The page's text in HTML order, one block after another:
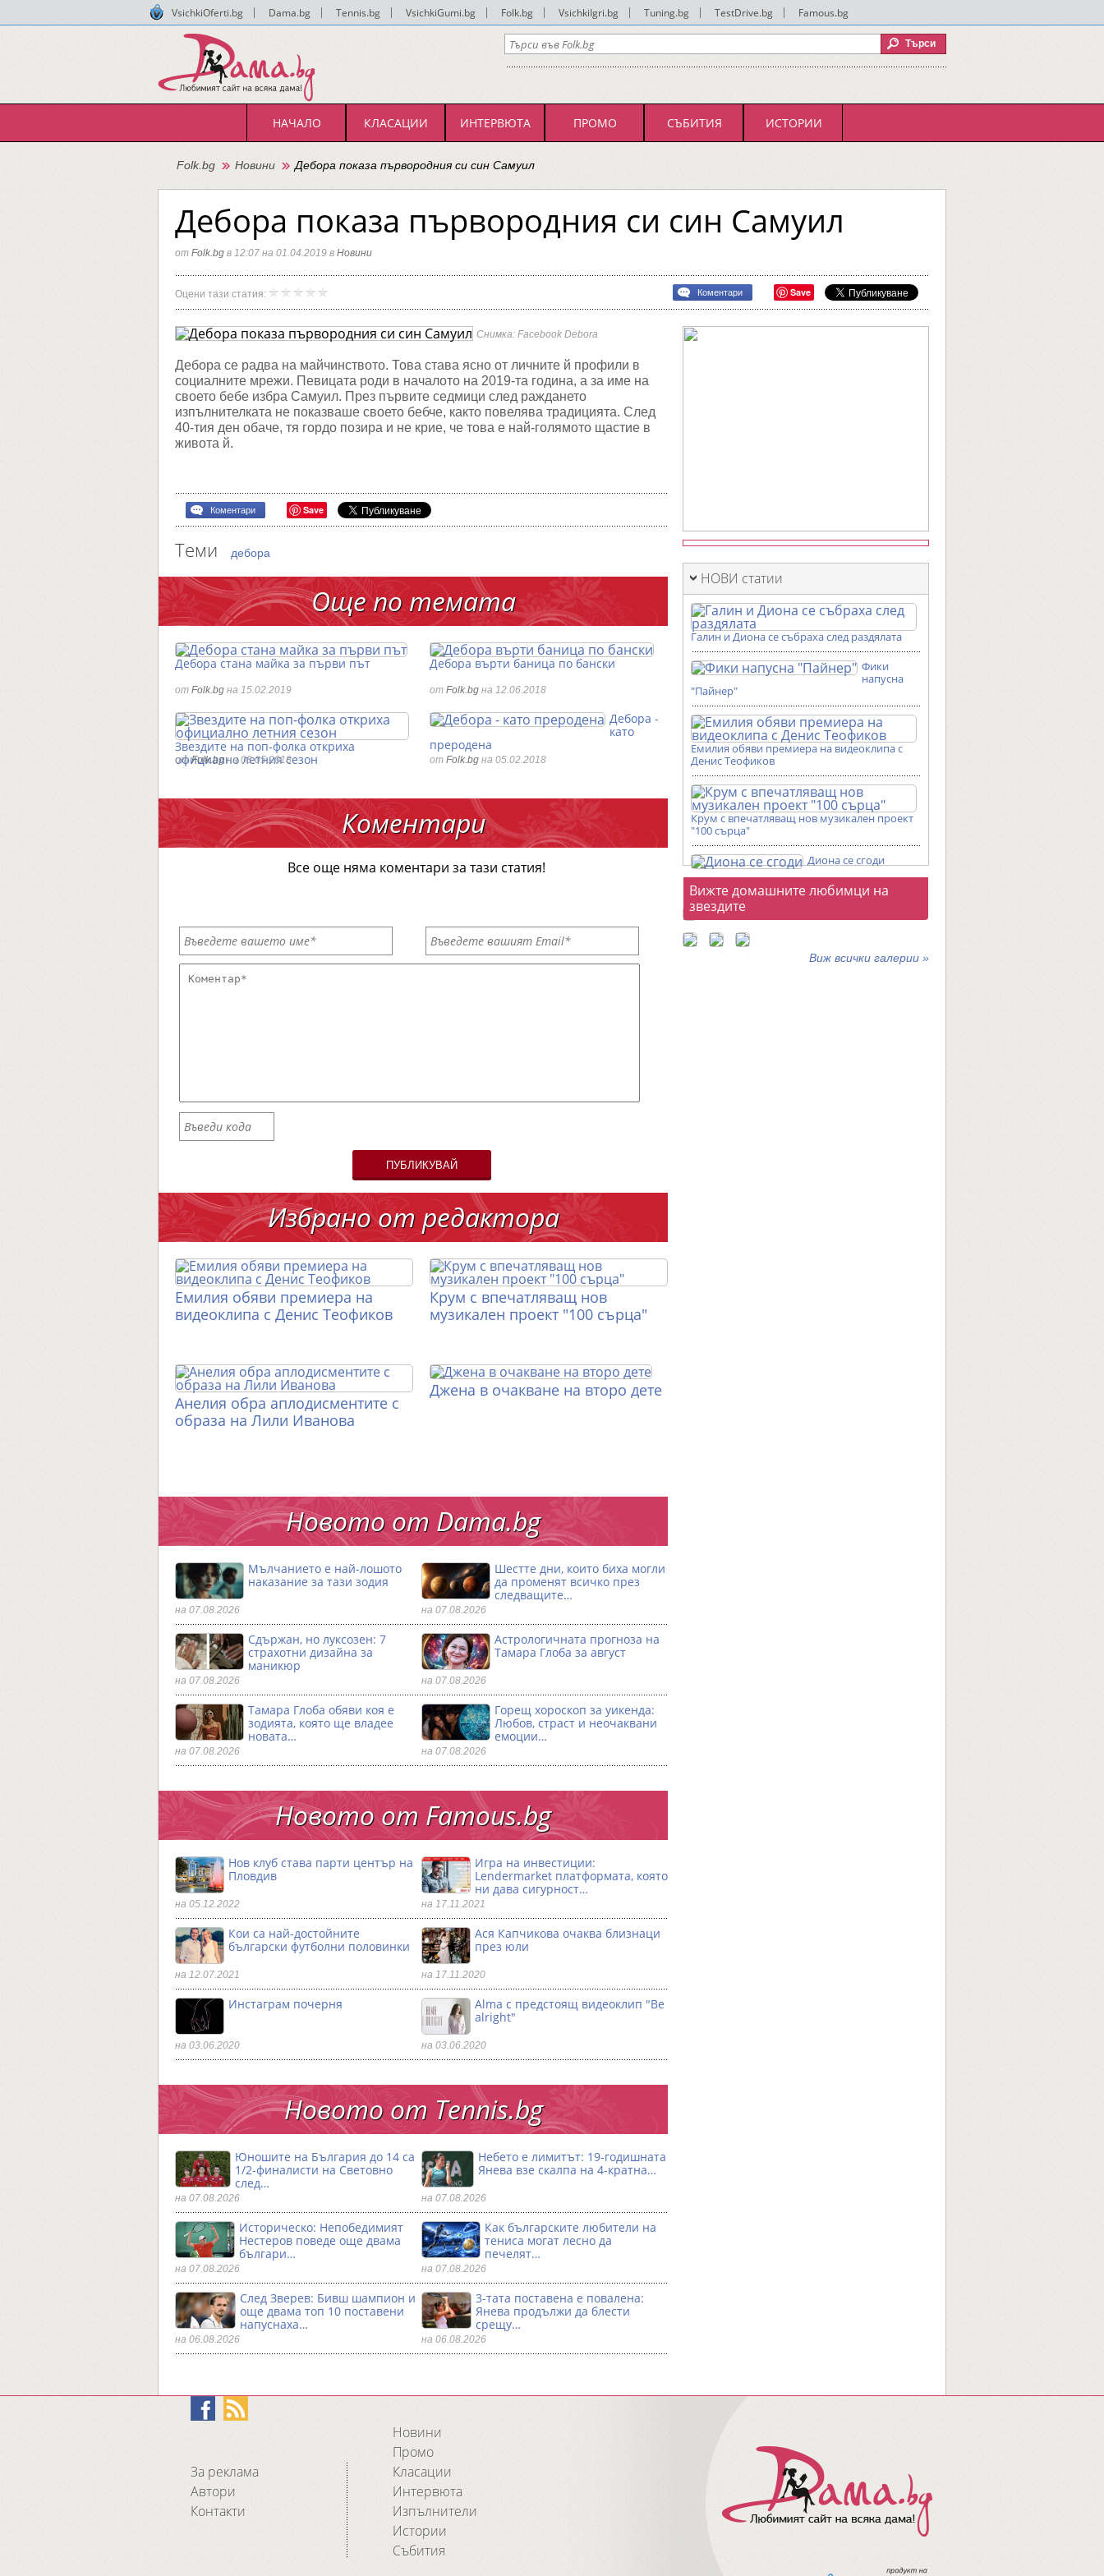
VsichkiOferti.bg Dama.bg Tennis.bg VsichkiGumi.bg Folk.bg VsichkiIgri.bg Tuning.bg TestDrive.bg Famous.bg
НАЧАЛО КЛАСАЦИИ ИНТЕРВЮТА ПРОМО СЪБИТИЯ ИСТОРИИ
Folk.bg Новини Дебора показа първородния си син Самуил
Дебора показа първородния си син Самуил
от Folk.bg в 12:07 на 01.04.2019 в Новини
Оцени тази статия:
първородния
си
син
Коментари Save
Снимка: Facebook Debora
Дебора се радва на майчинството. Това става ясно от личните й профили в
социалните мрежи. Певицата роди в началото на 2019-та година, а за име на
своето бебе избра Самуил. През първите седмици след раждането
изпълнителката не показваше своето бебче, както повелява традицията. След
40-тия ден обаче, тя гордо позира и не крие, че това е най-голямото щастие в
живота й.
Коментари Save
Теми дебора
Още по темата
Дебора стана майка за първи път
от Folk.bg на 15.02.2019
Дебора върти баница по бански
от Folk.bg на 12.06.2018
Звездите на поп-фолка откриха
официално летния сезон
отFolk.bgна 08.05.2018
Дебора -
като
преродена
от Folk.bg на 05.02.2018
Коментари
Все още няма коментари за тази статия!
ПУБЛИКУВАЙ
Избрано от редактора
Емилия обяви премиера на
видеоклипа с Денис Теофиков
Крум с впечатляващ нов
музикален проект "100 сърца"
Анелия обра аплодисментите с
образа на Лили Иванова
Джена в очакване на второ дете
Новото от Dama.bg
Мълчанието е най-лошото
наказание за тази зодия
на 07.08.2026
Шестте дни, които биха могли
да променят всичко през
следващите…
на 07.08.2026
Сдържан, но луксозен: 7
страхотни дизайна за
маникюр
на 07.08.2026
Астрологичната прогноза на
Тамара Глоба за август
на 07.08.2026
Тамара Глоба обяви коя е
зодията, която ще владее
новата…
на 07.08.2026
Горещ хороскоп за уикенда:
Любов, страст и неочаквани
емоции…
на 07.08.2026
Новото от Famous.bg
Нов клуб става парти център на
Пловдив
на 05.12.2022
Игра на инвестиции:
Lendermarket платформата, която
ни дава сигурност…
на 17.11.2021
Кои са най-достойните
български футболни половинки
на 12.07.2021
Ася Капчикова очаква близнаци
през юли
на 17.11.2020
Инстаграм почерня
на 03.06.2020
Alma с предстоящ видеоклип "Be
alright"
на 03.06.2020
Новото от Тennis.bg
Юношите на България до 14 са
1/2-финалисти на Световно
след…
на 07.08.2026
Небето е лимитът: 19-годишната
Янева взe скалпа на 4-кратна…
на 07.08.2026
Историческо: Непобедимият
Нестеров поведе още двама
българи…
на 07.08.2026
Как българските любители на
тениса могат лесно да
печелят…
на 07.08.2026
След Зверев: Бивш шампион и
още двама топ 10 поставени
напуснаха…
на 06.08.2026
3-тата поставена е повалена:
Янева продължи да блести
срещу…
на 06.08.2026
НОВИ статии
Галин и Диона се събраха след раздялата
Фики
напусна
"Пайнер"
Емилия обяви премиера на видеоклипа с
Денис Теофиков
Крум с впечатляващ нов музикален проект
"100 сърца"
Диона се сгоди
Фотогалерии
Вижте домашните любимци на
звездите
Виж всички галерии »
За реклама
Автори
Контакти
Новини
Промо
Класации
Интервюта
Изпълнители
Истории
Събития